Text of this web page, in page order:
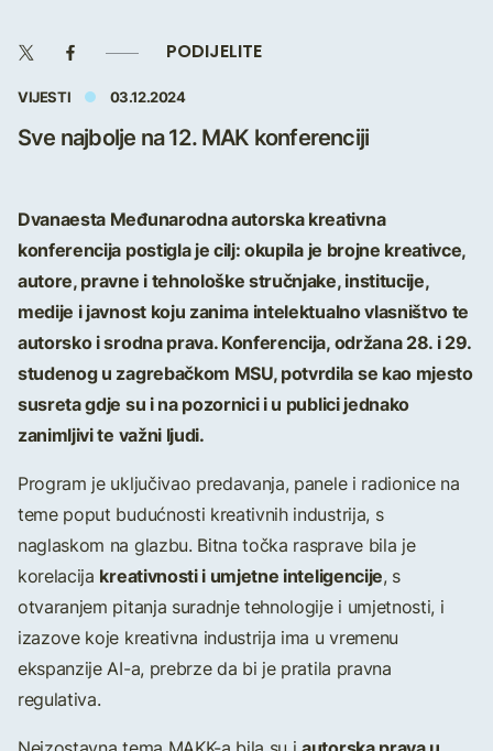
PODIJELITE
VIJESTI 03.12.2024
Sve najbolje na 12. MAK konferenciji
Dvanaesta Međunarodna autorska kreativna
konferencija postigla je cilj: okupila je brojne kreativce,
autore, pravne i tehnološke stručnjake, institucije,
medije i javnost koju zanima intelektualno vlasništvo te
autorsko i srodna prava. Konferencija, održana 28. i 29.
studenog u zagrebačkom MSU, potvrdila se kao mjesto
susreta gdje su i na pozornici i u publici jednako
zanimljivi te važni ljudi.
Program je uključivao predavanja, panele i radionice na
teme poput budućnosti kreativnih industrija, s
naglaskom na glazbu. Bitna točka rasprave bila je
korelacija kreativnosti i umjetne inteligencije, s
otvaranjem pitanja suradnje tehnologije i umjetnosti, i
izazove koje kreativna industrija ima u vremenu
ekspanzije AI-a, prebrze da bi je pratila pravna
regulativa.